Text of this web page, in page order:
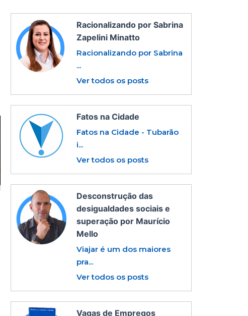
Racionalizando por Sabrina
Zapelini Minatto
Racionalizando por Sabrina
...
Ver todos os posts
Fatos na Cidade
Fatos na Cidade - Tubarão
i...
Ver todos os posts
Desconstrução das
desigualdades sociais e
superação por Maurício
Mello
Viajar é um dos maiores
pra...
Ver todos os posts
Vagas de Empregos